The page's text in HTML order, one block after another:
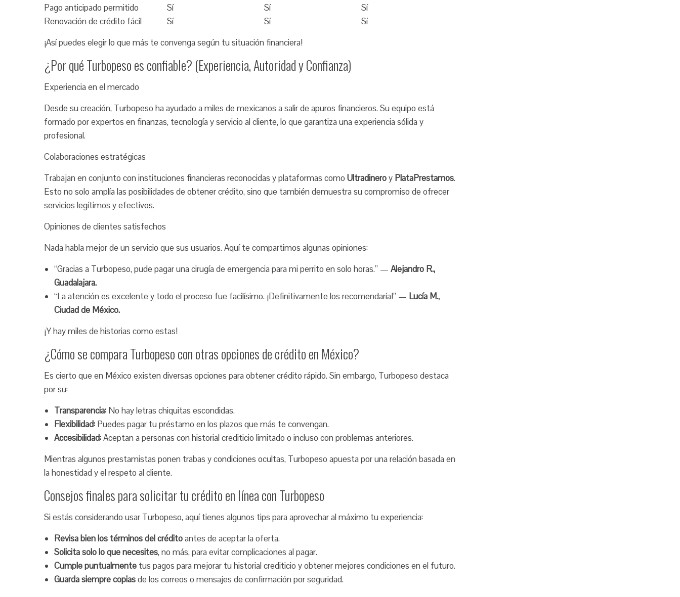
Pago anticipado permitido
Sí Sí
Sí
Renovación de crédito fácil
Sí Sí
Sí
¡Así puedes elegir lo que más te convenga según tu situación financiera!
¿Por qué Turbopeso es confiable? (Experiencia, Autoridad y Confianza)
Experiencia en el mercado
Desde su creación, Turbopeso ha ayudado a miles de mexicanos a salir de apuros financieros. Su equipo está
formado por expertos en finanzas, tecnología y servicio al cliente, lo que garantiza una experiencia sólida y
profesional.
Colaboraciones estratégicas
Trabajan en conjunto con instituciones financieras reconocidas y plataformas como Ultradineroy PlataPrestamos.
Esto no solo amplía las posibilidades de obtener crédito, sino que también demuestra su compromiso de ofrecer
servicios legítimos y efectivos.
Opiniones de clientes satisfechos
Nada habla mejor de un servicio que sus usuarios. Aquí te compartimos algunas opiniones:
“Gracias a Turbopeso, pude pagar una cirugía de emergencia para mi perrito en solo horas.” — Alejandro R.,
Guadalajara.
“La atención es excelente y todo el proceso fue facilísimo. ¡Definitivamente los recomendaría!” — Lucía M.,
Ciudad de México.
¡Y hay miles de historias como estas!
¿Cómo se compara Turbopeso con otras opciones de crédito en México?
Es cierto que en México existen diversas opciones para obtener crédito rápido. Sin embargo, Turbopeso destaca
por su:
Transparencia: No hay letras chiquitas escondidas.
Flexibilidad: Puedes pagar tu préstamo en los plazos que más te convengan.
Accesibilidad:Aceptan a personas con historial crediticio limitado o incluso con problemas anteriores.
Mientras algunos prestamistas ponen trabas y condiciones ocultas, Turbopeso apuesta por una relación basada en
la honestidad y el respeto al cliente.
Consejos finales para solicitar tu crédito en línea con Turbopeso
Si estás considerando usar Turbopeso, aquí tienes algunos tips para aprovechar al máximo tu experiencia:
Revisa bien los términos del créditoantes de aceptar la oferta.
Solicita solo lo que necesites, no más, para evitar complicaciones al pagar.
Cumple puntualmente tus pagos para mejorar tu historial crediticio y obtener mejores condiciones en el futuro.
Guarda siempre copiasde los correos o mensajes de confirmación por seguridad.